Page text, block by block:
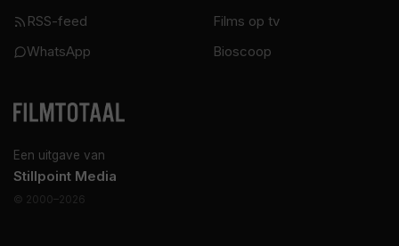
Een uitgave van
Stillpoint Media
© 2000–2026
RSS-feed
WhatsApp
Films op tv
Bioscoop